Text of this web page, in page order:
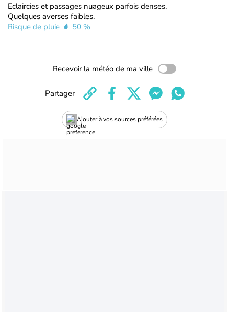
Eclaircies et passages nuageux parfois denses.
Quelques averses faibles.
Risque de pluie
50 %
Recevoir la météo de ma ville
Ajouter à vos sources préférées
Partager